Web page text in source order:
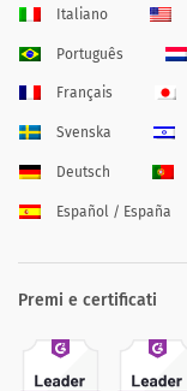
Italiano
Português
Français
Svenska
Deutsch
Español / España
Premi e certificati